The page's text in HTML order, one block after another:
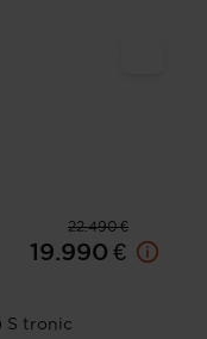
22.490 €
19.990 €
S tronic